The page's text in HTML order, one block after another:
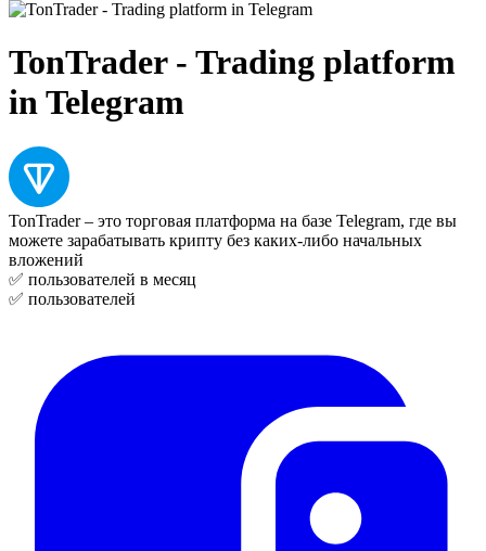
TonTrader - Trading platform
in Telegram
TonTrader – это торговая платформа на базе Telegram, где вы
можете зарабатывать крипту без каких-либо начальных
вложений
✅ пользователей в месяц
✅ пользователей